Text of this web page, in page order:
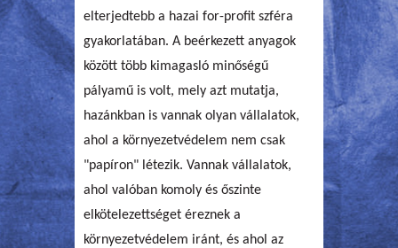
elterjedtebb a hazai for-profit szféra
gyakorlatában. A beérkezett anyagok
között több kimagasló minőségű
pályamű is volt, mely azt mutatja,
hazánkban is vannak olyan vállalatok,
ahol a környezetvédelem nem csak
"papíron" létezik. Vannak vállalatok,
ahol valóban komoly és őszinte
elkötelezettséget éreznek a
környezetvédelem iránt, és ahol az